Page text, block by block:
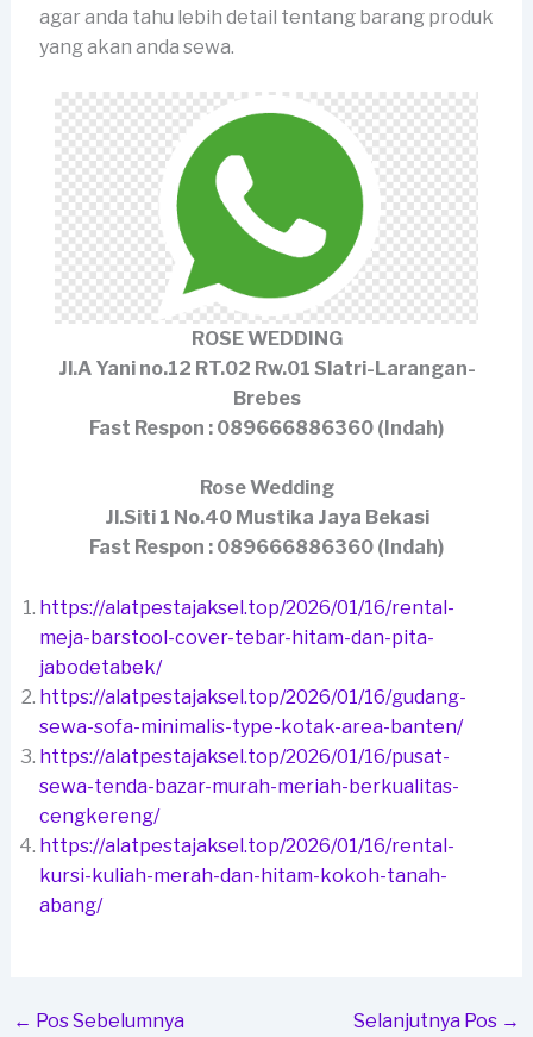
agar anda tahu lebih detail tentang barang produk
yang akan anda sewa.
ROSE WEDDING
Jl.A Yani no.12 RT.02 Rw.01 Slatri-Larangan-
Brebes
Fast Respon : 089666886360 (Indah)
Rose Wedding
Jl.Siti 1 No.40 Mustika Jaya Bekasi
Fast Respon : 089666886360 (Indah)
https://alatpestajaksel.top/2026/01/16/rental-
meja-barstool-cover-tebar-hitam-dan-pita-
jabodetabek/
https://alatpestajaksel.top/2026/01/16/gudang-
sewa-sofa-minimalis-type-kotak-area-banten/
https://alatpestajaksel.top/2026/01/16/pusat-
sewa-tenda-bazar-murah-meriah-berkualitas-
cengkereng/
https://alatpestajaksel.top/2026/01/16/rental-
kursi-kuliah-merah-dan-hitam-kokoh-tanah-
abang/
← Pos Sebelumnya Selanjutnya Pos →